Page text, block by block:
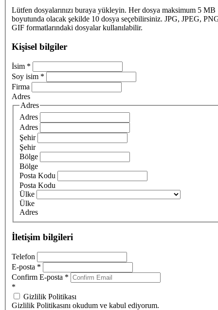
Lütfen dosyalarınızı buraya yükleyin. Her dosya maksimum 5 MB
boyutunda olacak şekilde 10 dosya seçebilirsiniz. JPG, JPEG,
GIF formatlarındaki dosyalar kullanılabilir.
Kişisel bilgiler
İsim *
Soy isim *
Firma
Adres
Adres
Adres
Adres
Şehir
Şehir
Bölge
Bölge
Posta Kodu
Posta Kodu
Ülke
Ülke
Adres
İletişim bilgileri
Telefon
E-posta *
Confirm E-posta *
*
Gizlilik Politikası
Gizlilik Politikasını okudum ve kabul ediyorum.